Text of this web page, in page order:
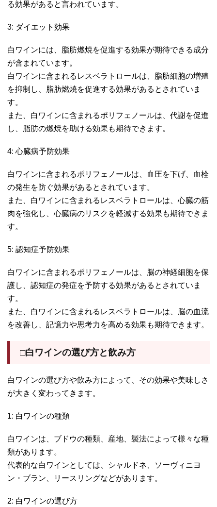
る効果があると言われています。
3: ダイエット効果
白ワインには、脂肪燃焼を促進する効果が期待できる成分
が含まれています。
白ワインに含まれるレスベラトロールは、脂肪細胞の増殖
を抑制し、脂肪燃焼を促進する効果があるとされていま
す。
また、白ワインに含まれるポリフェノールは、代謝を促進
し、脂肪の燃焼を助ける効果も期待できます。
4: 心臓病予防効果
白ワインに含まれるポリフェノールは、血圧を下げ、血栓
の発生を防ぐ効果があるとされています。
また、白ワインに含まれるレスベラトロールは、心臓の筋
肉を強化し、心臓病のリスクを軽減する効果も期待できま
す。
5: 認知症予防効果
白ワインに含まれるポリフェノールは、脳の神経細胞を保
護し、認知症の発症を予防する効果があるとされていま
す。
また、白ワインに含まれるレスベラトロールは、脳の血流
を改善し、記憶力や思考力を高める効果も期待できます。
□白ワインの選び方と飲み方
白ワインの選び方や飲み方によって、その効果や美味しさ
が大きく変わってきます。
1: 白ワインの種類
白ワインは、ブドウの種類、産地、製法によって様々な種
類があります。
代表的な白ワインとしては、シャルドネ、ソーヴィニヨ
ン・ブラン、リースリングなどがあります。
2: 白ワインの選び方